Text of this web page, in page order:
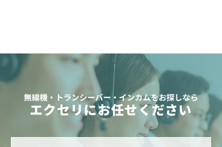
無線機・トランシーバー・インカムをお探しなら
エクセリにお任せください